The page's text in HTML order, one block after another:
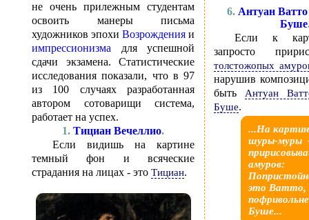
не очень прилежным студентам
освоить манеры письма
художников эпохи Возрождения и
импрессионизма для успешной
сдачи экзамена. Статистические
исследования показали, что в 97
из 100 случаях разработанная
автором сотоварищи система,
работает на успех.
1.Тициан Вечеллио.
Если видишь на картине
темный фон и всяческие
страдания на лицах - это Тициан.
6. Антуан Ватто
Буше
Если к
запросто
толстожопых
нарушив
быть
Антуан
Буше.
...На
шуры-муры
амуров:
это Ватто,
Буше...